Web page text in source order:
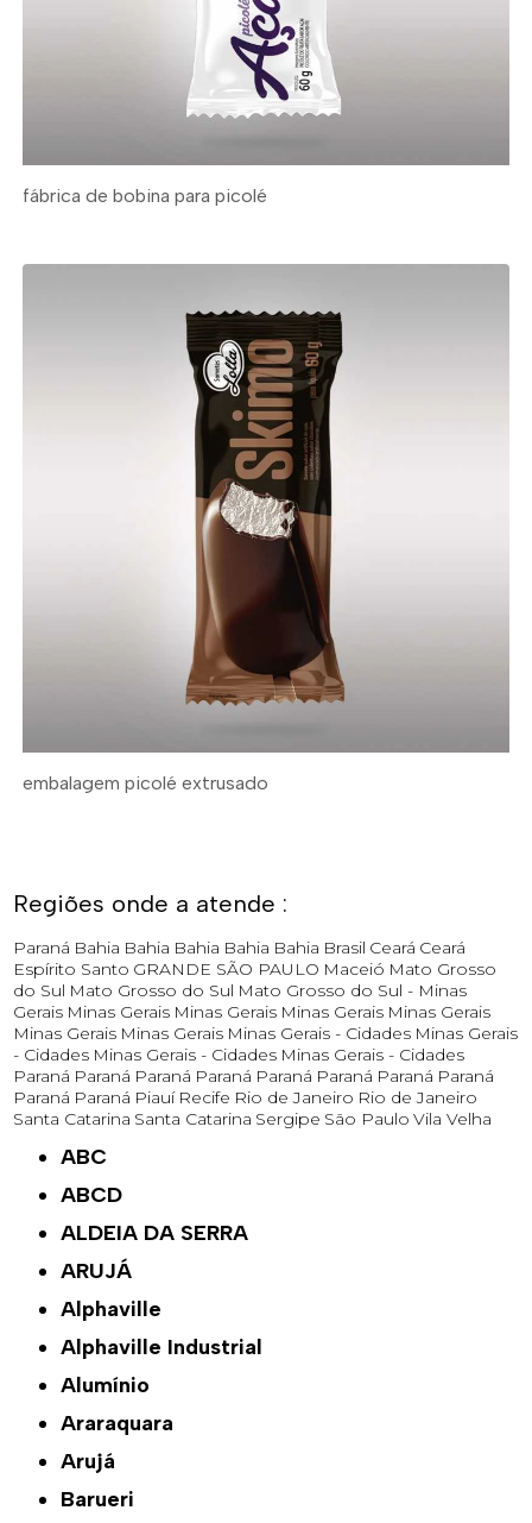
fábrica de bobina para picolé
embalagem picolé extrusado
Regiões onde a atende :
Paraná Bahia Bahia Bahia Bahia Bahia Brasil Ceará Ceará
Espírito Santo GRANDE SÃO PAULO Maceió Mato Grosso
do Sul Mato Grosso do Sul Mato Grosso do Sul - Minas
Gerais Minas Gerais Minas Gerais Minas Gerais Minas Gerais
Minas Gerais Minas Gerais Minas Gerais - Cidades Minas Gerais
- Cidades Minas Gerais - Cidades Minas Gerais - Cidades
Paraná Paraná Paraná Paraná Paraná Paraná Paraná Paraná
Paraná Paraná Piauí Recife Rio de Janeiro Rio de Janeiro
Santa Catarina Santa Catarina Sergipe São Paulo Vila Velha
ABC
ABCD
ALDEIA DA SERRA
ARUJÁ
Alphaville
Alphaville Industrial
Alumínio
Araraquara
Arujá
Barueri